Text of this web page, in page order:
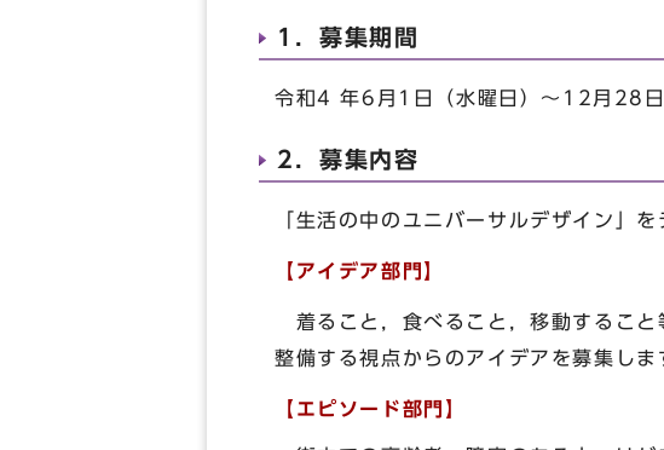
1．募集期間
令和4 年6月1日（水曜日）～12月28日
2．募集内容
「生活の中のユニバーサルデザイン」
【アイデア部門】
着ること，食べること，移動すること
整備する視点からのアイデアを募集しま
【エピソード部門】